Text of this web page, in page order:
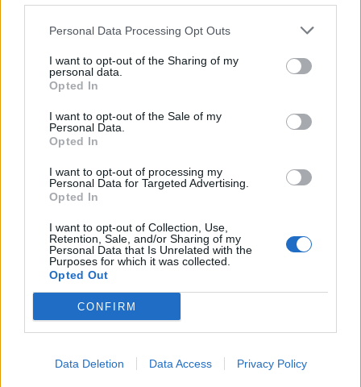
Personal Data Processing Opt Outs
I want to opt-out of the Sharing of my
personal data.
Opted In
I want to opt-out of the Sale of my
Personal Data.
Opted In
I want to opt-out of processing my
Personal Data for Targeted Advertising.
Opted In
I want to opt-out of Collection, Use,
Retention, Sale, and/or Sharing of my
Personal Data that Is Unrelated with the
Purposes for which it was collected.
Opted Out
CONFIRM
Data Deletion Data Access Privacy Policy